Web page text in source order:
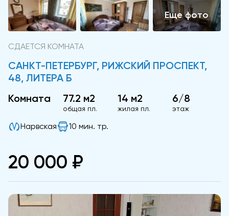
СДАЕТСЯ КОМНАТА
САНКТ-ПЕТЕРБУРГ, РИЖСКИЙ ПРОСПЕКТ,
48, ЛИТЕРА Б
Комната
77.2 м2
общая пл.
14 м2
жилая пл.
6/8
этаж
Нарвская 10 мин. тр.
20 000 ₽